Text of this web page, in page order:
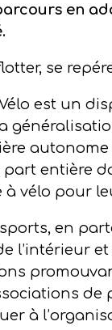
en
se
est un
entière
vélo pour
en
l’intérieur
à